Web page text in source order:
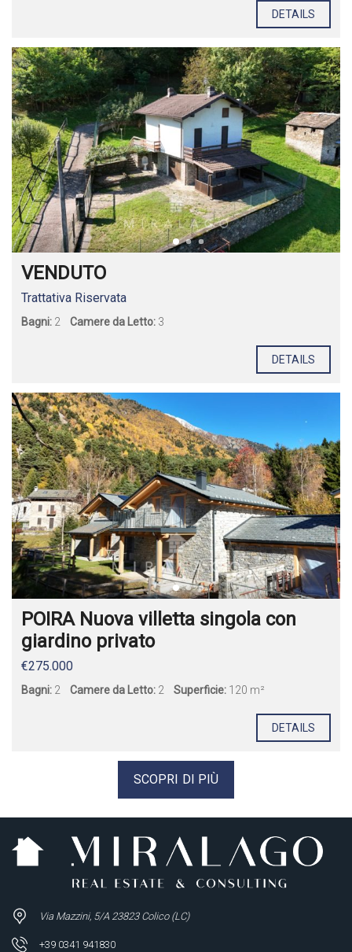
DETAILS
VENDUTO
Trattativa Riservata
Bagni: 2 Camere da Letto: 3
DETAILS
POIRA Nuova villetta singola con
giardino privato
€275.000
Bagni: 2 Camere da Letto: 2 Superficie: 120 m²
DETAILS
SCOPRI DI PIÙ
Via Mazzini, 5/A 23823 Colico (LC)
+39 0341 941830